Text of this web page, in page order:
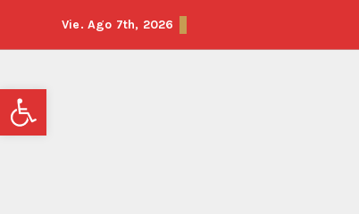
Vie. Ago 7th, 2026
Abrir barra de herramientas